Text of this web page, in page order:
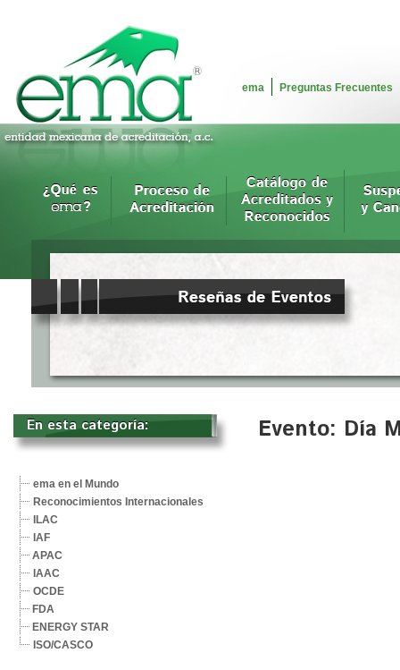
ema Preguntas Frecuentes
Evento: Día
En esta categoría:
ema en el Mundo
Reconocimientos Internacionales
ILAC
IAF
APAC
IAAC
OCDE
FDA
ENERGY STAR
ISO/CASCO